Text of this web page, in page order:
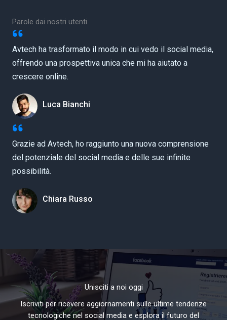
Parole dai nostri utenti
Avtech ha trasformato il modo in cui vedo il social media,
offrendo una prospettiva unica che mi ha aiutato a
crescere online.
Luca Bianchi
Grazie ad Avtech, ho raggiunto una nuova comprensione
del potenziale del social media e delle sue infinite
possibilità.
Chiara Russo
Unisciti a noi oggi
Iscriviti per ricevere aggiornamenti sulle ultime tendenze
tecnologiche nel social media e esplora il futuro del